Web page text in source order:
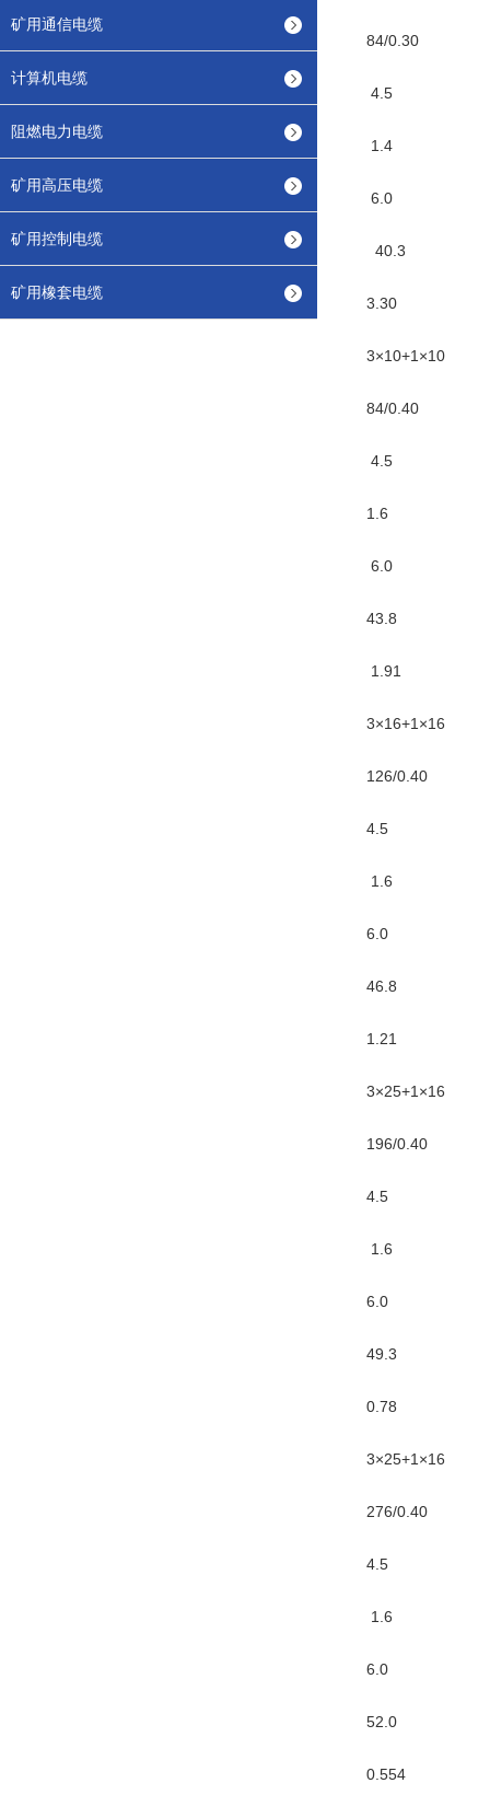
矿用通信电缆
计算机电缆
阻燃电力电缆
矿用高压电缆
矿用控制电缆
矿用橡套电缆
84/0.30
4.5
1.4
6.0
40.3
3.30
3×10+1×10
84/0.40
4.5
1.6
6.0
43.8
1.91
3×16+1×16
126/0.40
4.5
1.6
6.0
46.8
1.21
3×25+1×16
196/0.40
4.5
1.6
6.0
49.3
0.78
3×25+1×16
276/0.40
4.5
1.6
6.0
52.0
0.554